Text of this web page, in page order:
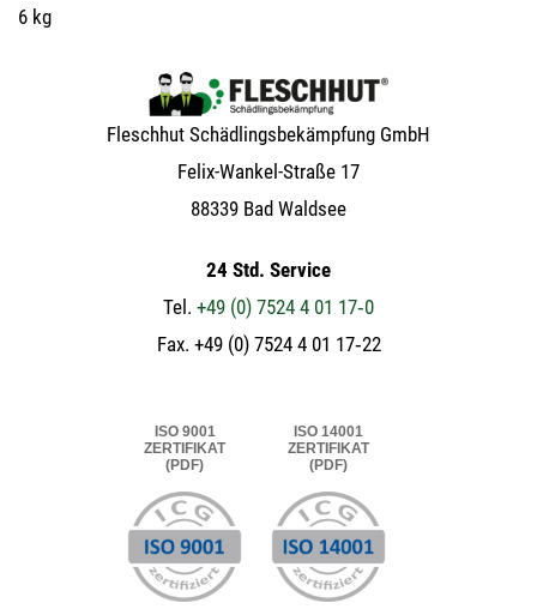
6 kg
Flesch­hut Schäd­lings­be­kämp­fung GmbH
Felix-Wan­kel-Stra­ße 17
88339 Bad Waldsee
24 Std. Service
Tel. +49 (0) 7524 4 01 17‑0
Fax. +49 (0) 7524 4 01 17‑22
ISO 9001
ZERTIFIKAT
(PDF)
ISO 14001
ZERTIFIKAT
(PDF)